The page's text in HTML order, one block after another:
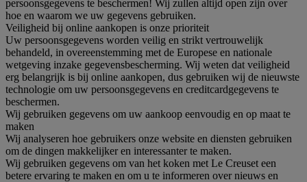
persoonsgegevens te beschermen! Wij zullen altijd open zijn over
hoe en waarom we uw gegevens gebruiken.
Veiligheid bij online aankopen is onze prioriteit
Uw persoonsgegevens worden veilig en strikt vertrouwelijk
behandeld, in overeenstemming met de Europese en nationale
wetgeving inzake gegevensbescherming. Wij weten dat veiligheid
erg belangrijk is bij online aankopen, dus gebruiken wij de nieuwste
technologie om uw persoonsgegevens en creditcardgegevens te
beschermen.
Wij gebruiken gegevens om uw aankoop eenvoudig en op maat te
maken
Wij analyseren hoe gebruikers onze website en diensten gebruiken
om de dingen makkelijker en interessanter te maken.
Wij gebruiken gegevens om van het koken met Le Creuset een
betere ervaring te maken en om u te informeren over nieuws en